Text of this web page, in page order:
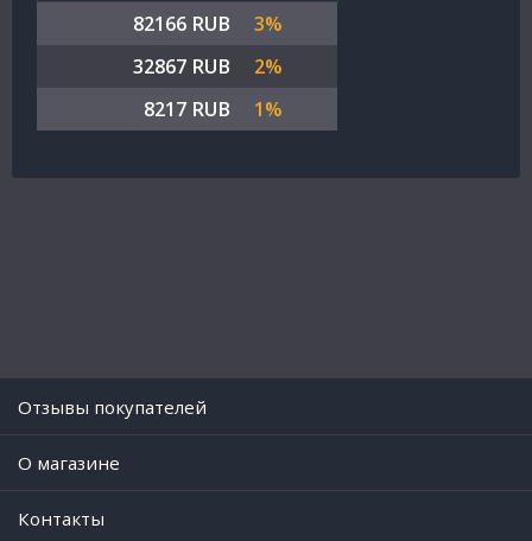
82166 RUB
3%
32867 RUB
2%
8217 RUB
1%
Отзывы покупателей
O магазине
Контакты